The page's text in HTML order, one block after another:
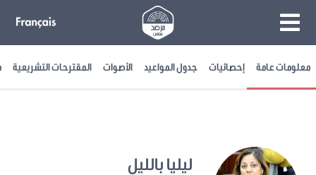
معلومات عامة إحصائيات جدول المواعيد الأصوات المقترحات التشريعية
ليليا بالليل